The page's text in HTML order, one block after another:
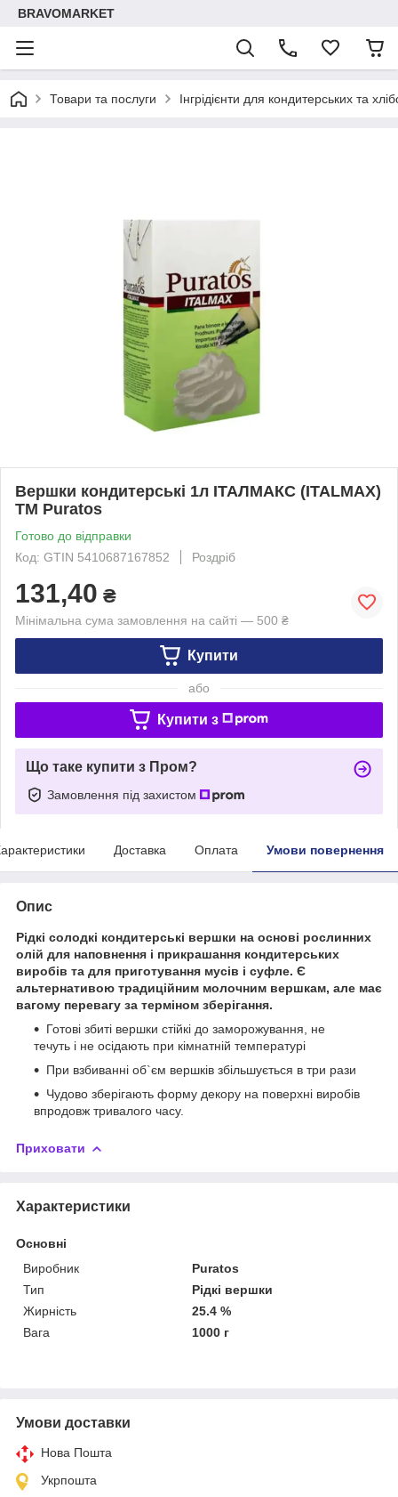
BRAVOMARKET
Товари та послуги Інгрідієнти для кондитерських та
Вершки кондитерські 1л ІТАЛМАКС (ITALMAX)
ТМ Puratos
Готово до відправки
Код: GTIN 5410687167852
Роздріб
131,40 ₴
Мінімальна сума замовлення на сайті — 500 ₴
Купити
або
Купити з
Що таке купити з Пром?
Замовлення під захистом
Доставка Оплата Умови повернення
Опис
Рідкі солодкі кондитерські вершки на основі рослинних
олій для наповнення і прикрашання кондитерських
виробів та для приготування мусів і суфле. Є
альтернативою традиційним молочним вершкам, але має
вагому перевагу за терміном зберігання.
Готові збиті вершки стійкі до заморожування, не
течуть і не осідають при кімнатній температурі
При взбиванні об`єм вершків збільшується в три рази
Чудово зберігають форму декору на поверхні виробів
впродовж тривалого часу.
Приховати
Характеристики
Основні
Виробник
Puratos
Тип
Рідкі вершки
Жирність
25.4 %
Вага
1000 г
Умови доставки
Нова Пошта
Укрпошта